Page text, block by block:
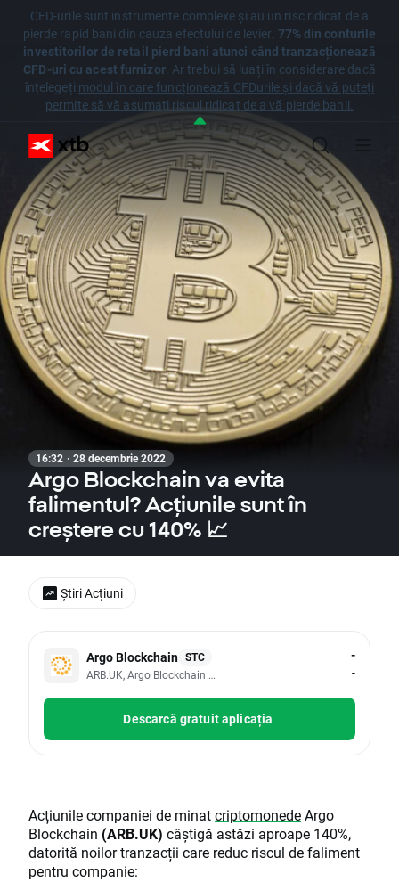
CFD-urile sunt instrumente complexe și au un risc ridicat de a
pierde rapid bani din cauza efectului de levier. 77% din conturile
investitorilor de retail pierd bani atunci când tranzacționează
CFD-uri cu acest furnizor. Ar trebui să luați în considerare dacă
înțelegeți modul în care funcționează CFDurile și dacă vă puteți
permite să vă asumați riscul ridicat de a vă pierde banii.
16:32 · 28 decembrie 2022
Argo Blockchain va evita
falimentul? Acțiunile sunt în
creștere cu 140% 📈
Argo Blockchain STC
ARB.UK, Argo Blockchain PLC
-
-
Descarcă gratuit aplicația
Acțiunile companiei de minatcriptomonedeArgo
Blockchain (ARB.UK) câștigă astăzi aproape 140%,
datorită noilor tranzacții care reduc riscul de faliment
pentru companie:
Știri Acțiuni